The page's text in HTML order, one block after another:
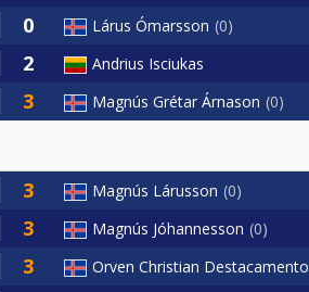
Lárus Ómarsson 0
Andrius Isciukas
Magnús Grétar Árnason 0
Magnús Lárusson 0
Magnús Jóhannesson 0
Orven Christian Destacamento